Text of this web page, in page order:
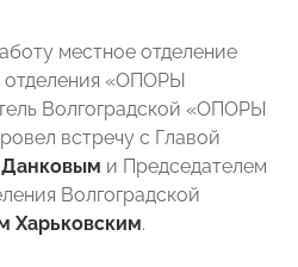
местное отделение
отделения «ОПОРЫ
Волгоградской «ОПОРЫ
встречу с Главой
и Председателем
Волгоградской
Харьковским.